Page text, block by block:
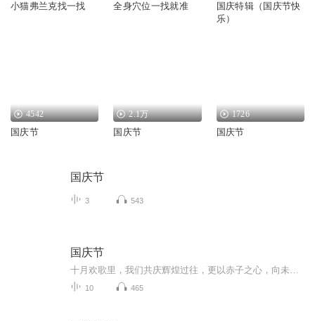
小猫弗兰克找一找 全身穴位一找就准
国庆特辑（国庆节快
乐）
4542
国庆节
2.1万
国庆节
1726
国庆节
国庆节
3 543
国庆节
10 465